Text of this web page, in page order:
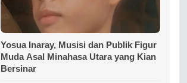
Yosua Inaray, Musisi dan Publik Figur
Muda Asal Minahasa Utara yang Kian
Bersinar